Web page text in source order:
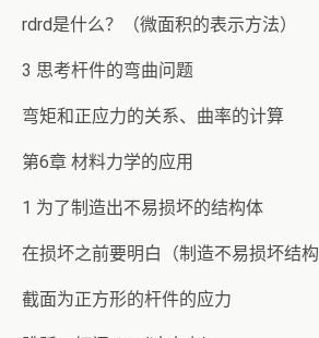
rdrd是什么？（微面积的表示方法）
3 思考杆件的弯曲问题
弯矩和正应力的关系、曲率的计算
第6章 材料力学的应用
1 为了制造出不易损坏的结构体
在损坏之前要明白（制造不易损坏结构
截面为正方形的杆件的应力